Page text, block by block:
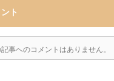
ト
事へのコメントはありません。